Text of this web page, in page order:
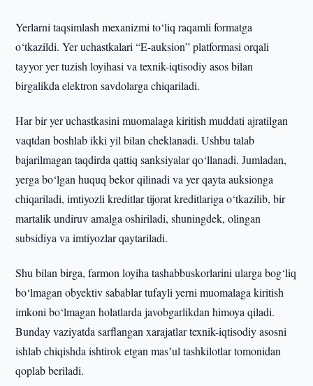
Yerlarni taqsimlash mexanizmi to‘liq raqamli formatga
o‘tkazildi. Yer uchastkalari “E-auksion” platformasi orqali
tayyor yer tuzish loyihasi va texnik-iqtisodiy asos bilan
birgalikda elektron savdolarga chiqariladi.
Har bir yer uchastkasini muomalaga kiritish muddati ajratilgan
vaqtdan boshlab ikki yil bilan cheklanadi. Ushbu talab
bajarilmagan taqdirda qattiq sanksiyalar qo‘llanadi. Jumladan,
yerga bo‘lgan huquq bekor qilinadi va yer qayta auksionga
chiqariladi, imtiyozli kreditlar tijorat kreditlariga o‘tkazilib, bir
martalik undiruv amalga oshiriladi, shuningdek, olingan
subsidiya va imtiyozlar qaytariladi.
Shu bilan birga, farmon loyiha tashabbuskorlarini ularga bog‘liq
bo‘lmagan obyektiv sabablar tufayli yerni muomalaga kiritish
imkoni bo‘lmagan holatlarda javobgarlikdan himoya qiladi.
Bunday vaziyatda sarflangan xarajatlar texnik-iqtisodiy asosni
ishlab chiqishda ishtirok etgan masʼul tashkilotlar tomonidan
qoplab beriladi.